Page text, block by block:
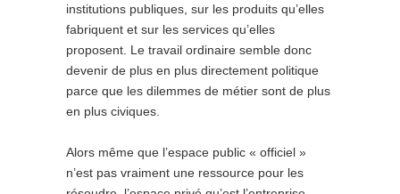
institutions publiques, sur les produits qu’elles
fabriquent et sur les services qu’elles
proposent. Le travail ordinaire semble donc
devenir de plus en plus directement politique
parce que les dilemmes de métier sont de plus
en plus civiques.
Alors même que l’espace public « officiel »
n’est pas vraiment une ressource pour les